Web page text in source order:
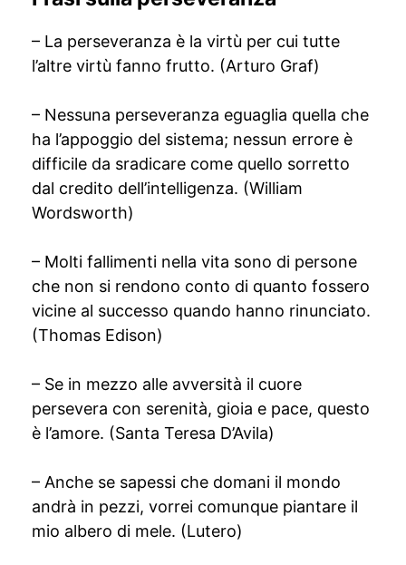
– La perseveranza è la virtù per cui tutte
l’altre virtù fanno frutto. (Arturo Graf)
– Nessuna perseveranza eguaglia quella che
ha l’appoggio del sistema; nessun errore è
difficile da sradicare come quello sorretto
dal credito dell’intelligenza. (William
Wordsworth)
– Molti fallimenti nella vita sono di persone
che non si rendono conto di quanto fossero
vicine al successo quando hanno rinunciato.
(Thomas Edison)
– Se in mezzo alle avversità il cuore
persevera con serenità, gioia e pace, questo
è l’amore. (Santa Teresa D’Avila)
– Anche se sapessi che domani il mondo
andrà in pezzi, vorrei comunque piantare il
mio albero di mele. (Lutero)